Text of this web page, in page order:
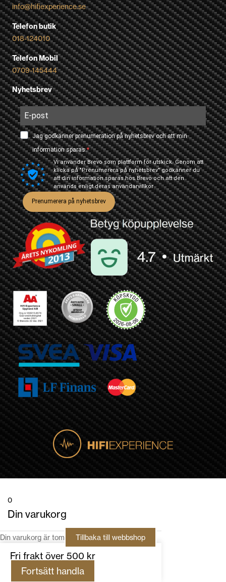
info@hifiexperience.se
Telefon butik
018-124010
Telefon Mobil
0709-145444
Nyhetsbrev
Jag godkänner prenumeration på nyhetsbrev och att min
information sparas.
Vi använder Brevo som plattform för utskick. Genom att
klicka på "Prenumerera på nyhetsbrev" godkänner du
att din information sparas hos Brevo och att den
används enligt derasanvändarvillkor
Prenumerera på nyhetsbrev
0
Din varukorg
Din varukorg är tom Tillbaka till webbshop
Fri frakt över 500 kr
Fortsätt handla